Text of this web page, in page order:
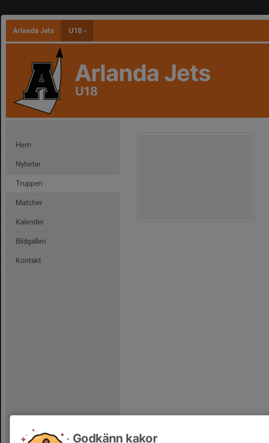
Arlanda Jets U18
Arlanda Jets
U18
Hem
Nyheter
Truppen
Matcher
Kalender
Bildgalleri
Kontakt
Godkänn kakor